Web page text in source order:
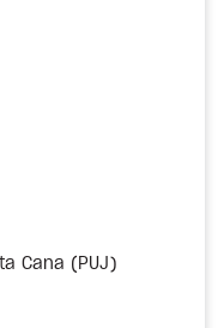
Cana (PUJ)